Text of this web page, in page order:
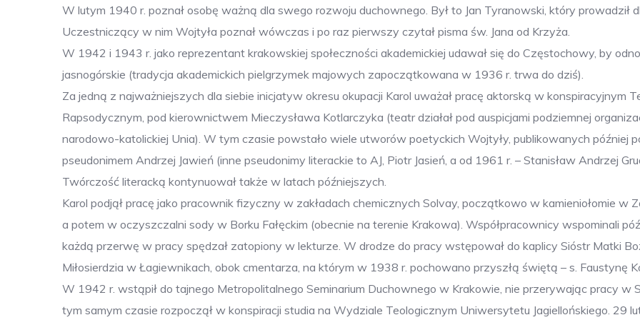
W lutym 1940 r. poznał osobę ważną dla swego rozwoju duchownego. Był to Jan Tyranowski, który prowadził
Uczestniczący w nim Wojtyła poznał wówczas i po raz pierwszy czytał pisma św. Jana od Krzyża.
W 1942 i 1943 r. jako reprezentant krakowskiej społeczności akademickiej udawał się do Częstochowy, by
jasnogórskie (tradycja akademickich pielgrzymek majowych zapoczątkowana w 1936 r. trwa do dziś).
Za jedną z najważniejszych dla siebie inicjatyw okresu okupacji Karol uważał pracę aktorską w konspiracyjnym
Rapsodycznym, pod kierownictwem Mieczysława Kotlarczyka (teatr działał pod auspicjami podziemnej
narodowo-katolickiej Unia). W tym czasie powstało wiele utworów poetyckich Wojtyły, publikowanych później
pseudonimem Andrzej Jawień (inne pseudonimy literackie to AJ, Piotr Jasień, a od 1961 r. – Stanisław Andrzej
Twórczość literacką kontynuował także w latach późniejszych.
Karol podjął pracę jako pracownik fizyczny w zakładach chemicznych Solvay, początkowo w kamieniołomie w
a potem w oczyszczalni sody w Borku Fałęckim (obecnie na terenie Krakowa). Współpracownicy wspominali
każdą przerwę w pracy spędzał zatopiony w lekturze. W drodze do pracy wstępował do kaplicy Sióstr Matki
Miłosierdzia w Łagiewnikach, obok cmentarza, na którym w 1938 r. pochowano przyszłą świętą – s. Faustynę
W 1942 r. wstąpił do tajnego Metropolitalnego Seminarium Duchownego w Krakowie, nie przerywając pracy w
tym samym czasie rozpoczął w konspiracji studia na Wydziale Teologicznym Uniwersytetu Jagiellońskiego. 29